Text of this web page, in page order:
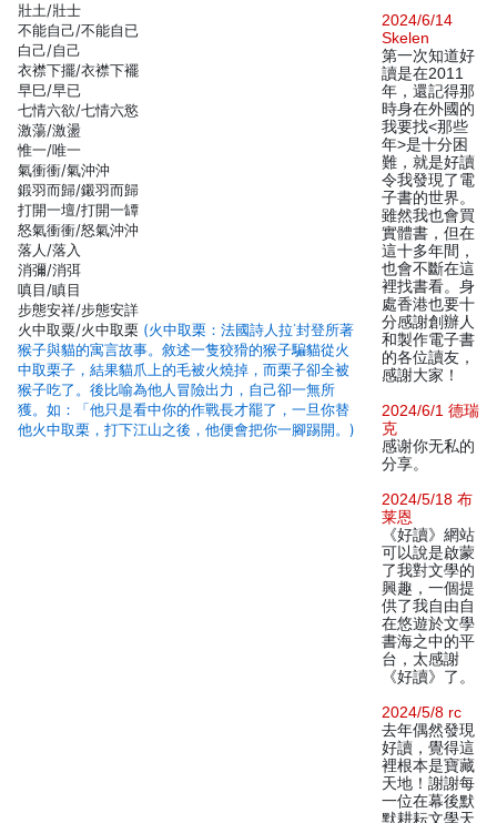
壯土/壯士
不能自己/不能自已
白己/自己
衣襟下擺/衣襟下襬
早巳/早已
七情六欲/七情六慾
激蕩/激盪
惟一/唯一
氣衝衝/氣沖沖
鍛羽而歸/鎩羽而歸
打開一壇/打開一罈
怒氣衝衝/怒氣沖沖
落人/落入
消彌/消弭
嗔目/瞋目
步態安祥/步態安詳
火中取粟/火中取栗 (火中取栗：法國詩人拉˙封登所著
猴子與貓的寓言故事。敘述一隻狡猾的猴子騙貓從火
中取栗子，結果貓爪上的毛被火燒掉，而栗子卻全被
猴子吃了。後比喻為他人冒險出力，自己卻一無所
獲。如：「他只是看中你的作戰長才罷了，一旦你替
他火中取栗，打下江山之後，他便會把你一腳踢開。)
2024/6/14
Skelen
第一次知道好
讀是在2011
年，還記得那
時身在外國的
我要找<那些
年>是十分困
難，就是好讀
令我發現了電
子書的世界。
雖然我也會買
實體書，但在
這十多年間，
也會不斷在這
裡找書看。身
處香港也要十
分感謝創辦人
和製作電子書
的各位讀友，
感謝大家！
2024/6/1 德瑞
克
感谢你无私的
分享。
2024/5/18 布
莱恩
《好讀》網站
可以說是啟蒙
了我對文學的
興趣，一個提
供了我自由自
在悠遊於文學
書海之中的平
台，太感謝
《好讀》了。
2024/5/8 rc
去年偶然發現
好讀，覺得這
裡根本是寶藏
天地！謝謝每
一位在幕後默
默耕耘文學天